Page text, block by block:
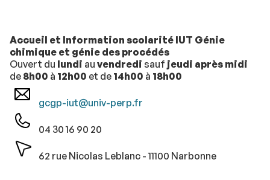
Accueil et Information scolarité IUT Génie
chimique et génie des procédés
Ouvert du lundi au vendredi sauf jeudi après midi
de 8h00 à 12h00 et de 14h00 à 18h00
gcgp-iut@univ-perp.fr
04 30 16 90 20
62 rue Nicolas Leblanc - 11100 Narbonne